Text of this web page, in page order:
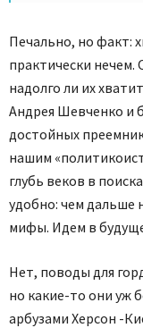
Печально, но факт:
практически нечем.
надолго ли их
Андрея Шевченко и
достойных
нашим
глубь веков в
удобно: чем дальше
мифы. Идем в
Нет, поводы для
но какие-то они уж
арбузами Херсон -